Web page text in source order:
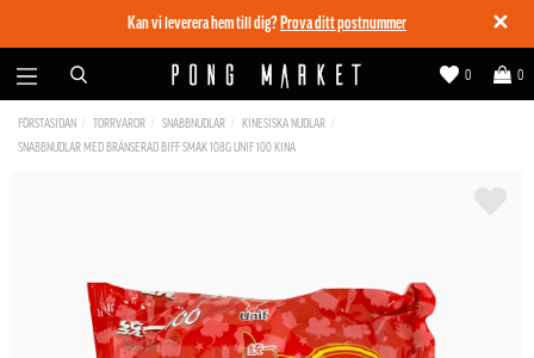
✕
Kan vi leverera hem till dig? Prova ditt postnummer
0
0
FÖRSTASIDAN TORRVAROR SNABBNUDLAR
KINESISKA NUDLAR
SNABBNUDLAR MED BRÄNSERAD BIFF SMAK 108G UNIF 100 KINA